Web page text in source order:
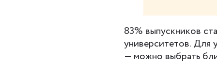
83% выпускников
университетов. Для
— можно выбрать